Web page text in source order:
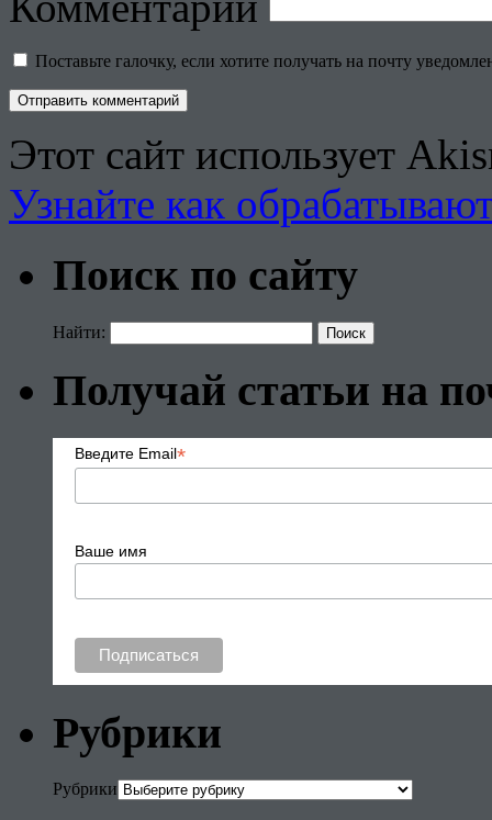
Поставьте галочку, если хотите получать на почту
Этот сайт использует
Узнайте как
Поиск по сайту
Найти:
Получай статьи на
Введите Email*
Ваше имя
Рубрики
Рубрики